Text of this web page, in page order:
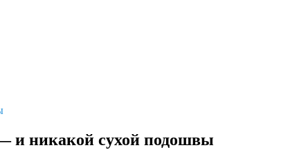
и никакой сухой подошвы